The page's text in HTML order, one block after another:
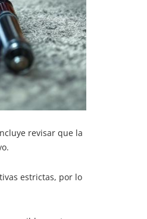
revisar que la
estrictas, por lo